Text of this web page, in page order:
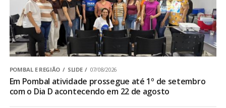
POMBAL E REGIÃO SLIDE 07/08/2026
Em Pombal atividade prossegue até 1º de setembro
com o Dia D acontecendo em 22 de agosto